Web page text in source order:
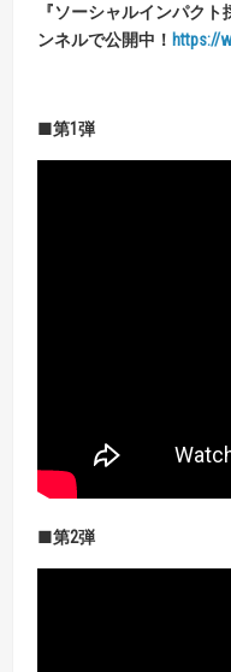
『ソーシャルインパクト
ンネルで公開中！ https://
■第1 弾
■第2弾